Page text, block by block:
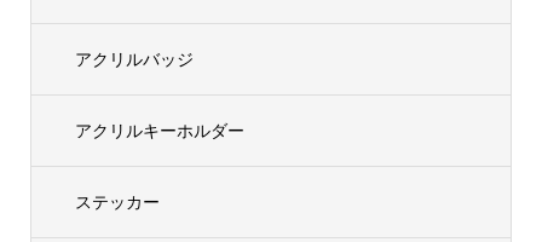
アクリルバッジ
アクリルキーホルダー
ステッカー